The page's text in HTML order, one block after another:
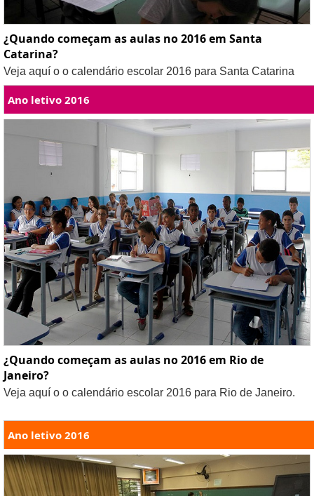
¿Quando começam as aulas no 2016 em Santa
Catarina?
Veja aquí o o calendário escolar 2016 para Santa Catarina
Ano letivo 2016
¿Quando começam as aulas no 2016 em Rio de
Janeiro?
Veja aquí o o calendário escolar 2016 para Rio de Janeiro.
Ano letivo 2016